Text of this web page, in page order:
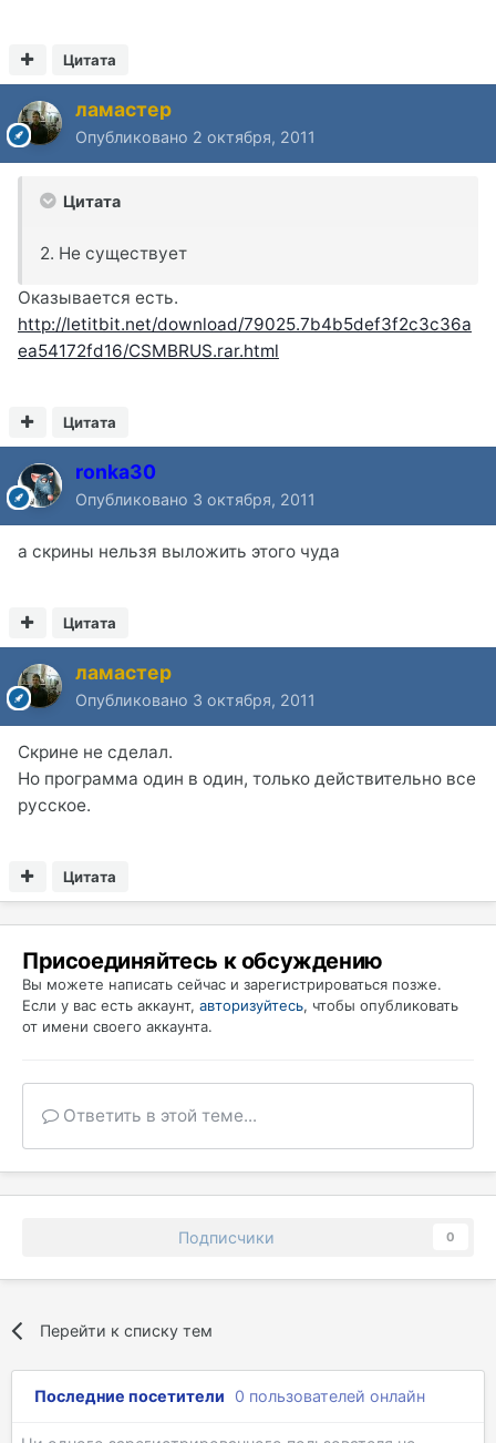
Цитата
ламастер
Опубликовано 2 октября, 2011
Цитата
2. Не существует
Оказывается есть.
http://letitbit.net/download/79025.7b4b5def3f2c3c36a
ea54172fd16/CSMBRUS.rar.html
Цитата
ronka30
Опубликовано 3 октября, 2011
а скрины нельзя выложить этого чуда
Цитата
ламастер
Опубликовано 3 октября, 2011
Скрине не сделал.
Но программа один в один, только действительно все
русское.
Цитата
Присоединяйтесь к обсуждению
Вы можете написать сейчас и зарегистрироваться позже.
Если у вас есть аккаунт, авторизуйтесь, чтобы опубликовать
от имени своего аккаунта.
Ответить в этой теме...
Подписчики 0
Перейти к списку тем
Последние посетители 0 пользователей онлайн